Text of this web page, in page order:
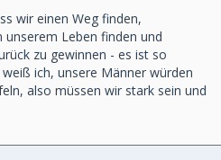
wir einen Weg finden,
unserem Leben finden und
zu gewinnen - es ist so
ich, unsere Männer würden
also müssen wir stark sein und